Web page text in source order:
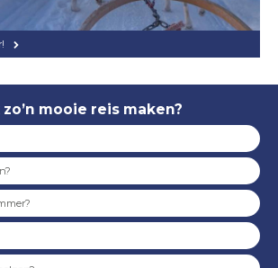
mooie reis maken?